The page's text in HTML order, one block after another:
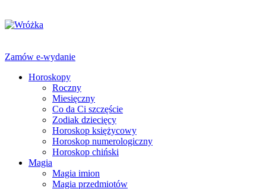
Zamów e-wydanie
Horoskopy
Roczny
Miesięczny
Co da Ci szczęście
Zodiak dziecięcy
Horoskop księżycowy
Horoskop numerologiczny
Horoskop chiński
Magia
Magia imion
Magia przedmiotów